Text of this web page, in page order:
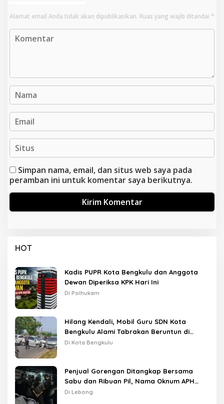
Alamat email Anda tidak akan dipublikasikan. Ruas yang wajib ditandai *
Simpan nama, email, dan situs web saya pada
peramban ini untuk komentar saya berikutnya.
HOT
Kadis PUPR Kota Bengkulu dan Anggota
Dewan Diperiksa KPK Hari Ini
Di Polhukam
Hilang Kendali, Mobil Guru SDN Kota
Bengkulu Alami Tabrakan Beruntun di
Lampu Merah
Di Kota Bengkulu
Penjual Gorengan Ditangkap Bersama
Sabu dan Ribuan Pil, Nama Oknum APH
Disebut Saat Interogasi
Di Lebong